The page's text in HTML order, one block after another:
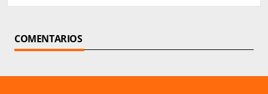
COMENTARIOS